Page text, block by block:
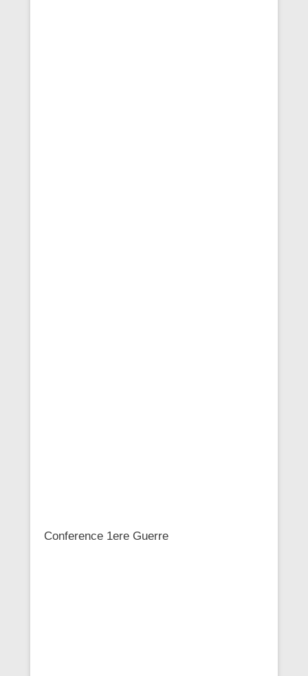
Conference 1ere Guerre